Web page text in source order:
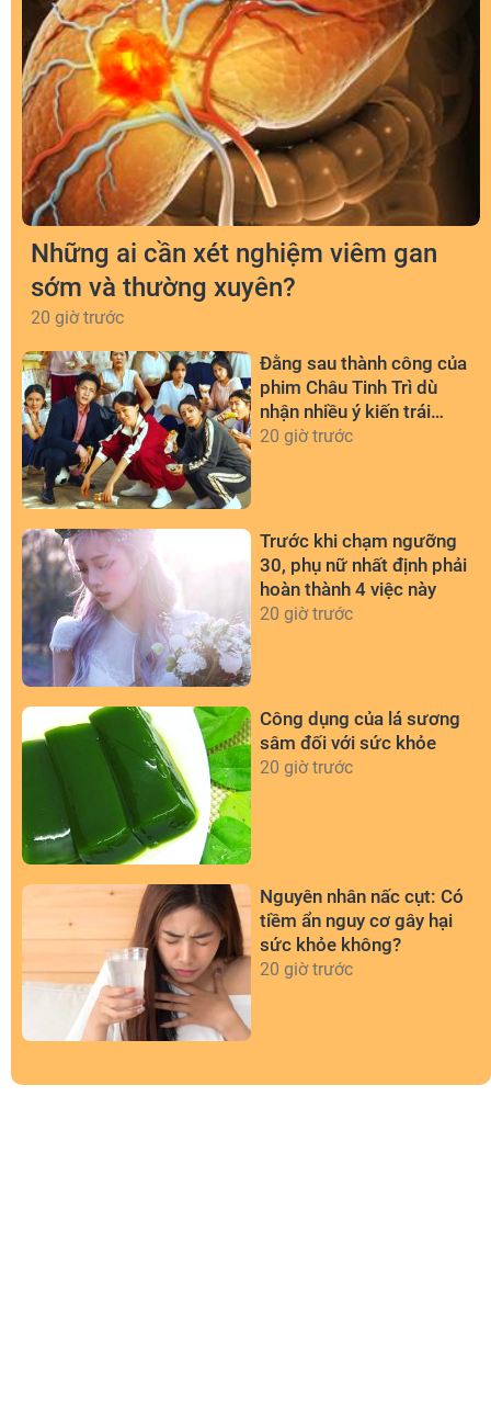
Những ai cần xét nghiệm viêm gan
sớm và thường xuyên?
20 giờ trước
Đằng sau thành công của
phim Châu Tinh Trì dù
nhận nhiều ý kiến trái
chiều
20 giờ trước
Trước khi chạm ngưỡng
30, phụ nữ nhất định phải
hoàn thành 4 việc này
20 giờ trước
Công dụng của lá sương
sâm đối với sức khỏe
20 giờ trước
Nguyên nhân nấc cụt: Có
tiềm ẩn nguy cơ gây hại
sức khỏe không?
20 giờ trước